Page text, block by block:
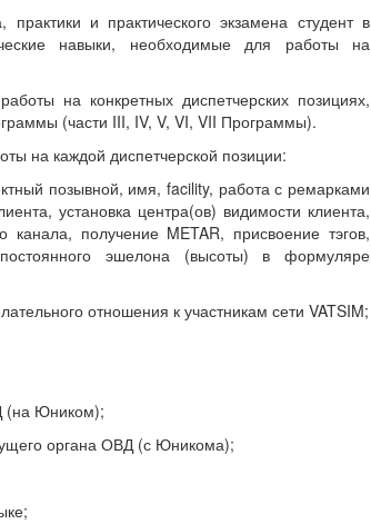
и практического экзамена студент в
навыки, необходимые для работы на
на конкретных диспетчерских позициях,
(части III, IV, V, VI, VII Программы).
на каждой диспетчерской позиции:
позывной, имя, facility, работа с ремарками
установка центра(ов) видимости клиента,
получение METAR, присвоение тэгов,
эшелона (высоты) в формуляре
отношения к участникам сети VATSIM;
(на Юником);
органа ОВД (с Юникома);